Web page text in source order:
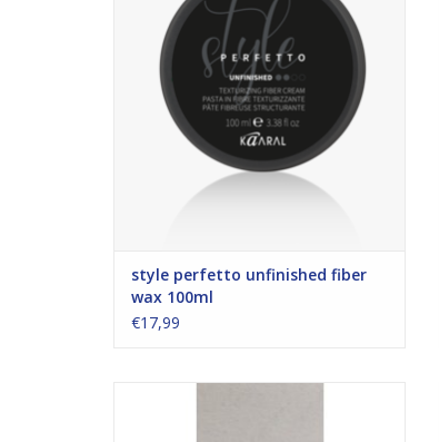
TOEVOEGEN AAN WINKELWAGEN
style perfetto unfinished fiber
wax 100ml
€17,99